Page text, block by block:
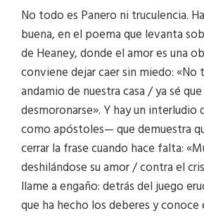
No todo es Panero ni truculencia.
buena, en el poema que levanta
de Heaney, donde el amor es una
conviene dejar caer sin miedo: «No
andamio de nuestra casa / ya sé
desmoronarse». Y hay un
como apóstoles— que demuestra
cerrar la frase cuando hace falta:
deshilándose su amor / contra el
llame a engaño: detrás del juego
que ha hecho los deberes y conoce